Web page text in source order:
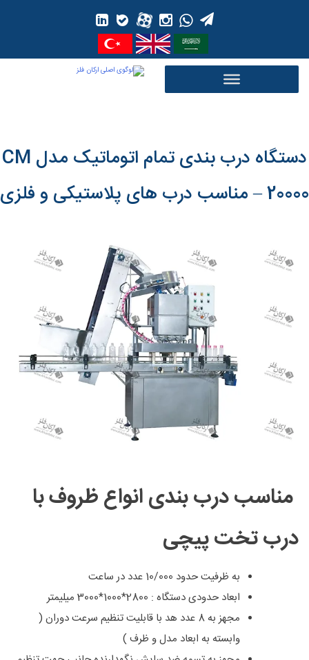
دستگاه درب بندی تمام اتوماتیک مدل CM
– 20000 مناسب درب های پلاستیکی و فلزی
مناسب درب بندی انواع ظروف با
درب تخت پیچی
به ظرفیت حدود 10/000 عدد در ساعت
ابعاد حدودی دستگاه : 2800*1000*3000 میلیمتر
مجهز به 8 عدد هد با قابلیت تنظیم سرعت دوران (
وابسته به ابعاد مدل و ظرف )